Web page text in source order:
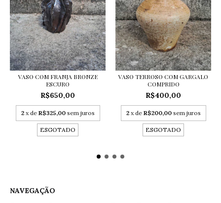
VASO COM FRANJA BRONZE
ESCURO
R$650,00
2 x de R$325,00 sem juros
ESGOTADO
VASO TERROSO COM GARGALO
COMPRIDO
R$400,00
2 x de R$200,00 sem juros
ESGOTADO
NAVEGAÇÃO